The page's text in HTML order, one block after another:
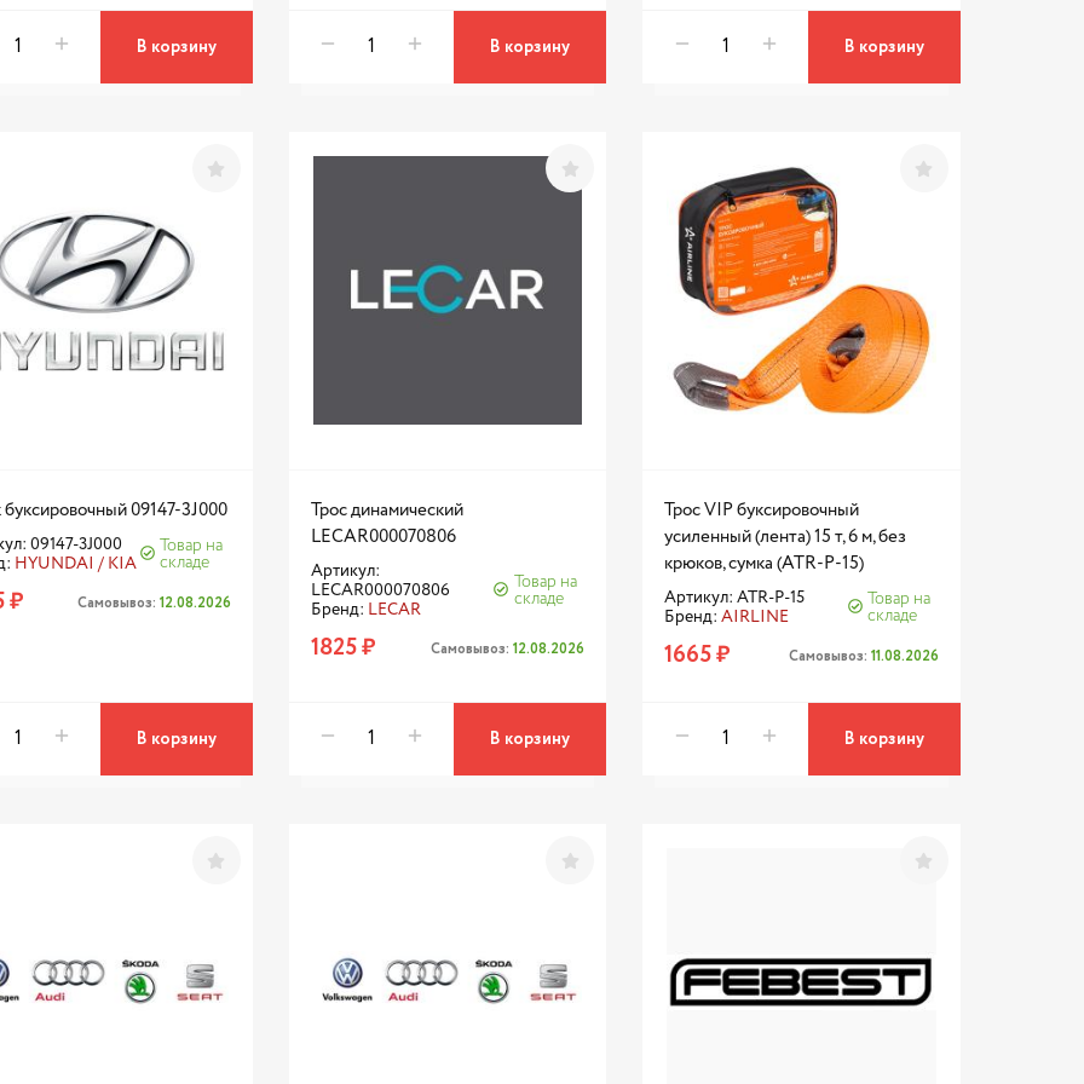
В корзину В корзину В корзину
09147-3J000
09147-3J000
HYUNDAI / KIA
Товар на
складе
₽ Самовывоз: 12.08.2026
В корзину
Трос динамический
LECAR000070806
Артикул:
LECAR000070806
Бренд: LECAR
Товар на
складе
1825 ₽ Самовывоз:12.08.2026
В корзину
Трос VIP буксировочный
усиленный (лента) 15 т, 6 м, без
крюков, сумка (ATR-P-15)
Артикул: ATR-P-15
Бренд:AIRLINE
Товар на
складе
1665 ₽ Самовывоз: 11.08.2026
В корзину